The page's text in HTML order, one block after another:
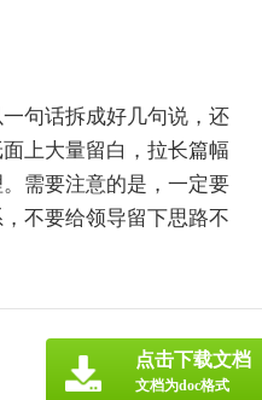
句话拆成好几句说，还
上大量留白，拉长篇幅
需要注意的是，一定要
不要给领导留下思路不
点击下载文档
文档为doc格式